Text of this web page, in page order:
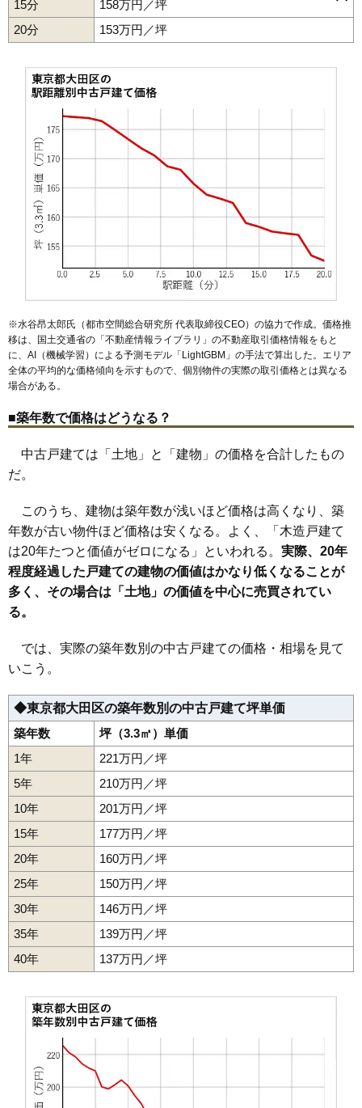
15分
158万円／坪
20分
153万円／坪
※水谷昂太郎氏（都市空間総合研究所 代表取締役CEO）の協力で作成。価格推
移は、国土交通省の「不動産情報ライブラリ 」の不動産取引価格情報をもと
に、AI（機械学習）による予測モデル「LightGBM」の手法で算出した。エリア
全体の平均的な価格傾向を示すもので、個別物件の実際の取引価格とは異なる
場合がある。
■築年数で価格はどうなる？
中古戸建ては「土地」と「建物」の価格を合計したもの
だ。
このうち、建物は築年数が浅いほど価格は高くなり、築
年数が古い物件ほど価格は安くなる。よく、「木造戸建て
は20年たつと価値がゼロになる」といわれる。 実際、20年
程度経過した戸建ての建物の価値はかなり低くなることが
多く、その場合は「土地」の価値を中心に売買されてい
る。
では、実際の築年数別の中古戸建ての価格・相場を見て
いこう。
◆東京都大田区の築年数別の中古戸建て坪単価
築年数
坪（3.3㎡）単価
1年
221万円／坪
5年
210万円／坪
10年
201万円／坪
15年
177万円／坪
20年
160万円／坪
25年
150万円／坪
30年
146万円／坪
35年
139万円／坪
40年
137万円／坪
久が原
下丸子新蒲田多摩川
田園調布本町田園調布南仲池上中馬込仲六郷西蒲田西糀谷
西馬込
西六郷萩中 羽田
東矢口東雪谷東六郷本羽田南蒲田南久が原南千束南馬込
洗足池駅
石川台駅雪が谷大塚駅
池上駅蓮沼駅沼部駅鵜の木駅下丸子駅武蔵新田駅矢口渡駅
平和島駅
大森町駅梅屋敷駅京急蒲田駅
糀谷駅大鳥居駅穴守稲荷駅天空橋駅西馬込駅馬込駅